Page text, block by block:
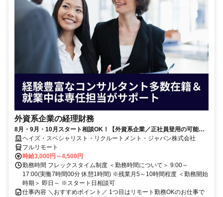
外資系企業の経理財務
8月・9月・10月スタート相談OK！【外資系企業／正社員登用の可能性
大／700万～800万／リモート勤務OK】経理財務
ヘイズ・スペシャリスト・リクルートメント・ジャパン株式会社
フルリモート
時給3,000円～4,500円
勤務時間 フレックスタイム制度 ＜勤務時間について＞ 9:00～
17:00(実働7時間00分 休憩1時間) ※残業月5～10時間程度 ＜勤務開始
時期＞ 即日～ ※スタート日相談可
仕事内容 ＼おすすめポイント／ 1つ目はリモート勤務OKのお仕事で